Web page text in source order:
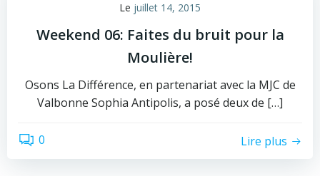
Le juillet 14, 2015
Weekend 06: Faites du bruit pour la
Moulière!
Osons La Différence, en partenariat avec la MJC de
Valbonne Sophia Antipolis, a posé deux de […]
0 Lire plus